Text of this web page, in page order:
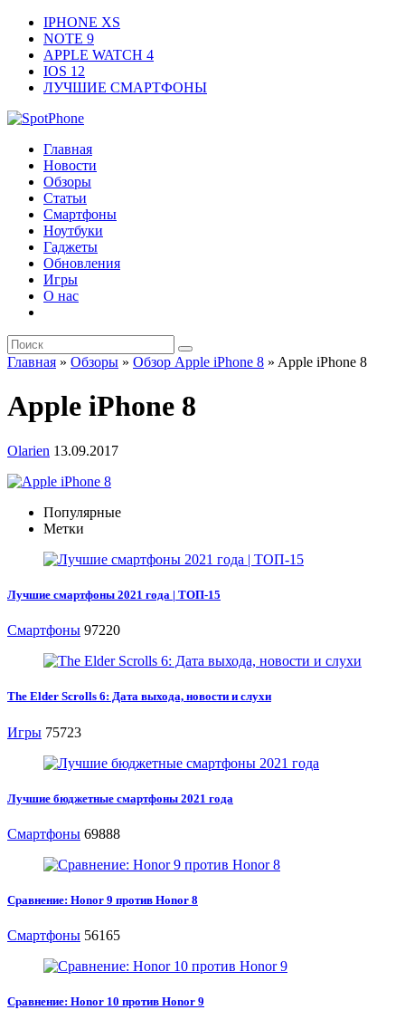
IPHONE XS
NOTE 9
APPLE WATCH 4
IOS 12
ЛУЧШИЕ СМАРТФОНЫ
Главная
Новости
Обзоры
Статьи
Смартфоны
Ноутбуки
Гаджеты
Обновления
Игры
О нас
Главная » Обзоры » Обзор Apple iPhone 8 » Apple iPhone 8
Apple iPhone 8
Olarien 13.09.2017
Популярные
Метки
Лучшие смартфоны 2021 года | ТОП-15
Смартфоны 97220
The Elder Scrolls 6: Дата выхода, новости и слухи
Игры 75723
Лучшие бюджетные смартфоны 2021 года
Смартфоны 69888
Сравнение: Honor 9 против Honor 8
Смартфоны 56165
Сравнение: Honor 10 против Honor 9